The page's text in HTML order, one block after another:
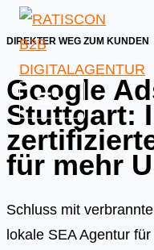
Skip
to
content
DIREKTER WEG ZUM KUNDEN
Google
Stuttgart:
für mehr
Schluss mit
lokale SEA Agentur